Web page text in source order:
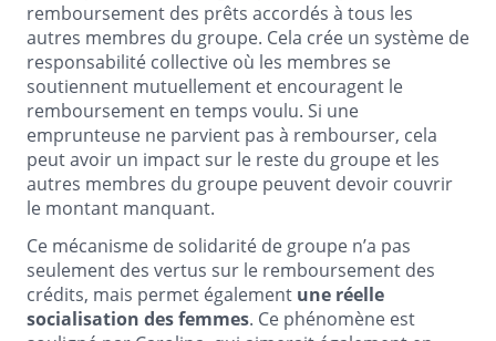
remboursement des prêts accordés à tous les
autres membres du groupe. Cela crée un système de
responsabilité collective où les membres se
soutiennent mutuellement et encouragent le
remboursement en temps voulu. Si une
emprunteuse ne parvient pas à rembourser, cela
peut avoir un impact sur le reste du groupe et les
autres membres du groupe peuvent devoir couvrir
le montant manquant.
Ce mécanisme de solidarité de groupe n’a pas
seulement des vertus sur le remboursement des
crédits, mais permet également une réelle
socialisation des femmes. Ce phénomène est